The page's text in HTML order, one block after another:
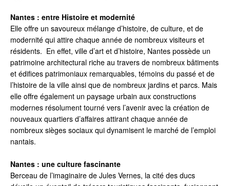
Nantes : entre Histoire et modernité
Elle offre un savoureux mélange d’histoire, de culture, et de
modernité qui attire chaque année de nombreux visiteurs et
résidents. En effet, ville d’art et d’histoire, Nantes possède un
patrimoine architectural riche au travers de nombreux bâtiments
et édifices patrimoniaux remarquables, témoins du passé et de
l’histoire de la ville ainsi que de nombreux jardins et parcs. Mais
elle offre également un paysage urbain aux constructions
modernes résolument tourné vers l’avenir avec la création de
nouveaux quartiers d’affaires attirant chaque année de
nombreux sièges sociaux qui dynamisent le marché de l’emploi
nantais.
Nantes : une culture fascinante
Berceau de l’imaginaire de Jules Vernes, la cité des ducs